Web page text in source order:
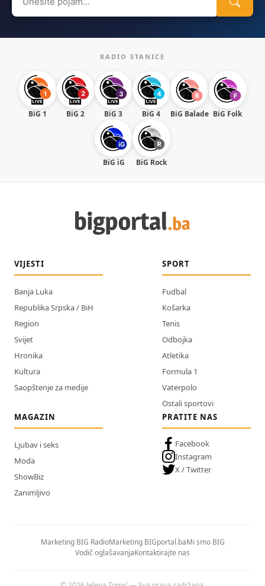
for:
RADIO STANICE
BiG 1 BiG 2 BiG 3 BiG 4 BiG Balade BiG Folk
BiG iG BiG Rock
VIJESTI
Banja Luka
Republika Srpska / BiH
Region
Svijet
Hronika
Kultura
Saopštenje za medije
SPORT
Fudbal
Košarka
Tenis
Odbojka
Atletika
Formula 1
Vaterpolo
Ostali sportovi
MAGAZIN
Ljubav i seks
Moda
ShowBiz
Zanimljivo
PRATITE NAS
Facebook
Instagram
X / Twitter
Marketing BIG RadioMarketing BIGportal.baMi smo BIG
Vodič oglašavanjaKontaktirajte nas